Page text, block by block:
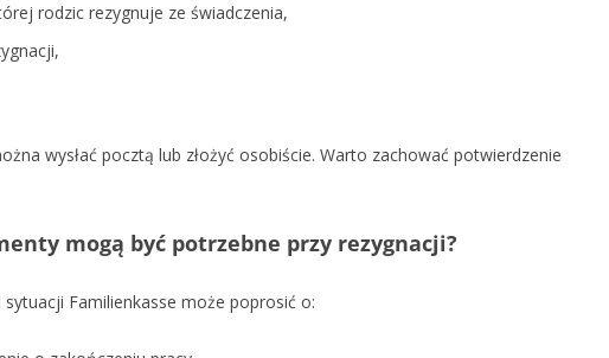
rodzic rezygnuje ze świadczenia,
wysłać pocztą lub złożyć osobiście. Warto zachować potwierdzenie
mogą być potrzebne przy rezygnacji?
sytuacji Familienkasse może poprosić o: